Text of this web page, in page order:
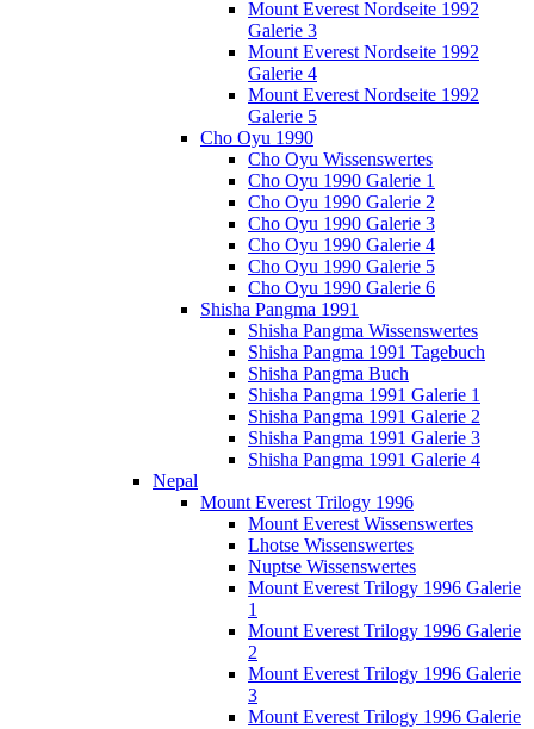
Mount Everest Nordseite 1992
Galerie 3
Mount Everest Nordseite 1992
Galerie 4
Mount Everest Nordseite 1992
Galerie 5
Cho Oyu 1990
Cho Oyu Wissenswertes
Cho Oyu 1990 Galerie 1
Cho Oyu 1990 Galerie 2
Cho Oyu 1990 Galerie 3
Cho Oyu 1990 Galerie 4
Cho Oyu 1990 Galerie 5
Cho Oyu 1990 Galerie 6
Shisha Pangma 1991
Shisha Pangma Wissenswertes
Shisha Pangma 1991 Tagebuch
Shisha Pangma Buch
Shisha Pangma 1991 Galerie 1
Shisha Pangma 1991 Galerie 2
Shisha Pangma 1991 Galerie 3
Shisha Pangma 1991 Galerie 4
Nepal
Mount Everest Trilogy 1996
Mount Everest Wissenswertes
Lhotse Wissenswertes
Nuptse Wissenswertes
Mount Everest Trilogy 1996 Galerie
1
Mount Everest Trilogy 1996 Galerie
2
Mount Everest Trilogy 1996 Galerie
3
Mount Everest Trilogy 1996 Galerie